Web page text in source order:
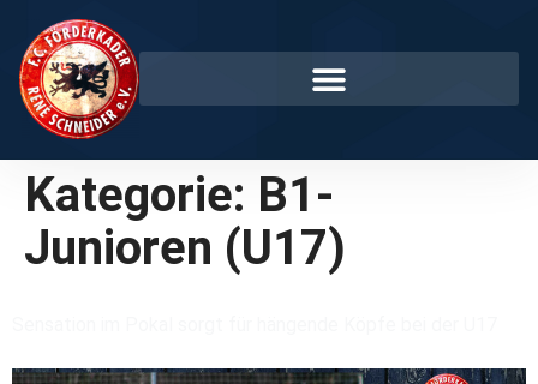
Kategorie: B1-
Junioren (U17)